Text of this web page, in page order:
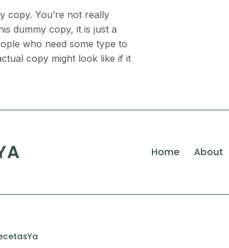
copy. You’re not really
dummy copy, it is just a
who need some type to
copy might look like if it
Home About